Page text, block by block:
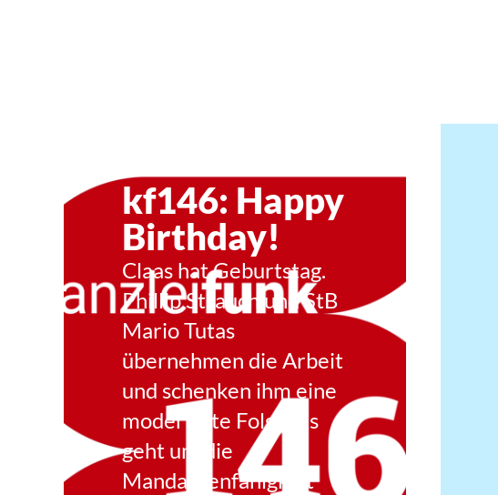
kf146: Happy
Birthday!
Claas hat Geburtstag.
Phillip Strauch und StB
Mario Tutas
übernehmen die Arbeit
und schenken ihm eine
moderierte Folge. Es
geht um die
Mandantenfähigkeit